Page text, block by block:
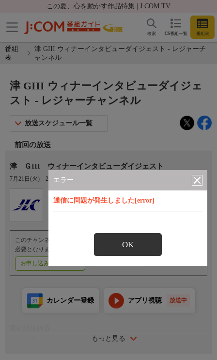
この夏、心を動かす作品特集 | J:COM TV
CS番組一覧 番組表
検索
番組
表
津 GIII ウィナーインタビューダイジェスト - レジャーチ
ャンネル
エラー
通信に問題が発生しました[error]
OK
津 GIII ウィナーインタビューダイジェ
スト - レジャーチャンネル
放送スケジュール一覧
前回の放送
津 ＧIII ウィナーインタビューダイジェスト
7月21日(火) 22:10〜22:40
レジャーチャンネル
このチャンネルのご視聴には、オプションチャンネル(有料)のご契約が
必要となります。
お申し込みはこちら
もっと見る
カレンダー登録 アプリ視聴 放送中